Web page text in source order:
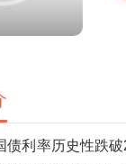
债利率历史性跌